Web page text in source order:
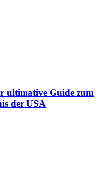
ultimative Guide zum
der USA